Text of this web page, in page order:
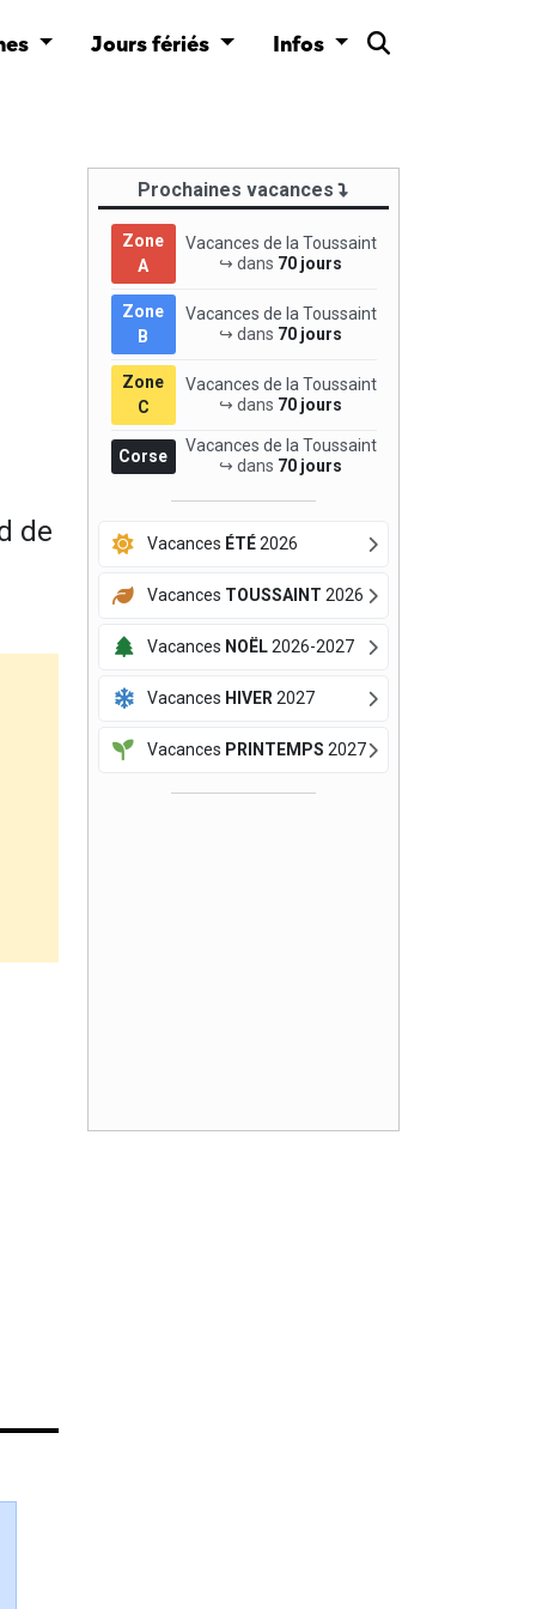
Jours fériés Infos
de
Prochaines vacances
Zone
A
Vacances de la Toussaint
↪ dans 70 jours
Zone
B
Vacances de la Toussaint
↪ dans 70 jours
Zone
C
Vacances de la Toussaint
↪ dans 70 jours
Corse
Vacances de la Toussaint
↪ dans 70 jours
Vacances ÉTÉ2026
Vacances TOUSSAINT 2026
Vacances NOËL2026-2027
Vacances HIVER 2027
Vacances PRINTEMPS 2027